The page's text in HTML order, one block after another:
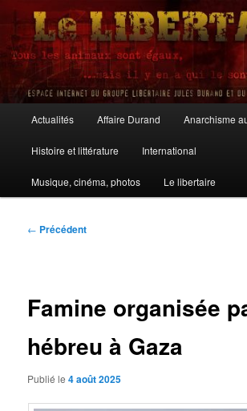
Aller
contenu
principalLe Libertaire
principal
Actualités Affaire Durand Anarchisme
Histoire et littérature International
Musique, cinéma, photos Le libertaire
Navigation
← Précédent
Famine organisée
hébreu à Gaza
Publié le4 août 2025